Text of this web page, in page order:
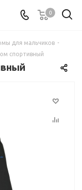
0
для мальчиков -
спортивный